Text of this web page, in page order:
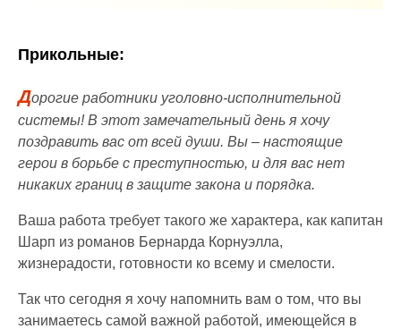
Прикольные:
Дорогие работники уголовно-исполнительной
системы! В этот замечательный день я хочу
поздравить вас от всей души. Вы – настоящие
герои в борьбе с преступностью, и для вас нет
никаких границ в защите закона и порядка.
Ваша работа требует такого же характера, как капитан
Шарп из романов Бернарда Корнуэлла,
жизнерадости, готовности ко всему и смелости.
Так что сегодня я хочу напомнить вам о том, что вы
занимаетесь самой важной работой, имеющейся в